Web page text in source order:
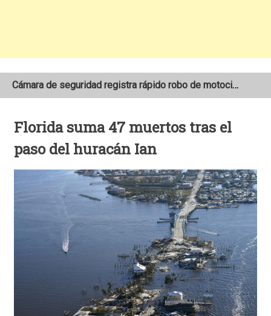
Cámara de seguridad registra rápido robo de motocicleta en el barrio Santo Domingo de Estelí
Florida suma 47 muertos tras el
paso del huracán Ian